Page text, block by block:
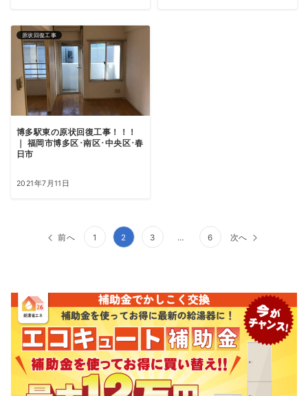
原状回復工事
博多駅東の原状回復工事！！！
｜ 福岡市博多区･南区･中央区･春
日市
2021年7月11日
ビ
ゲ
ー
シ
前へ 1 2 3 … 6 次へ